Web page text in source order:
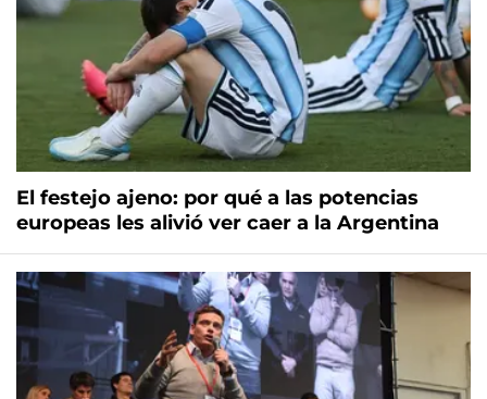
El festejo ajeno: por qué a las potencias
europeas les alivió ver caer a la Argentina